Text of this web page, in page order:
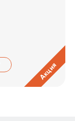
Акция